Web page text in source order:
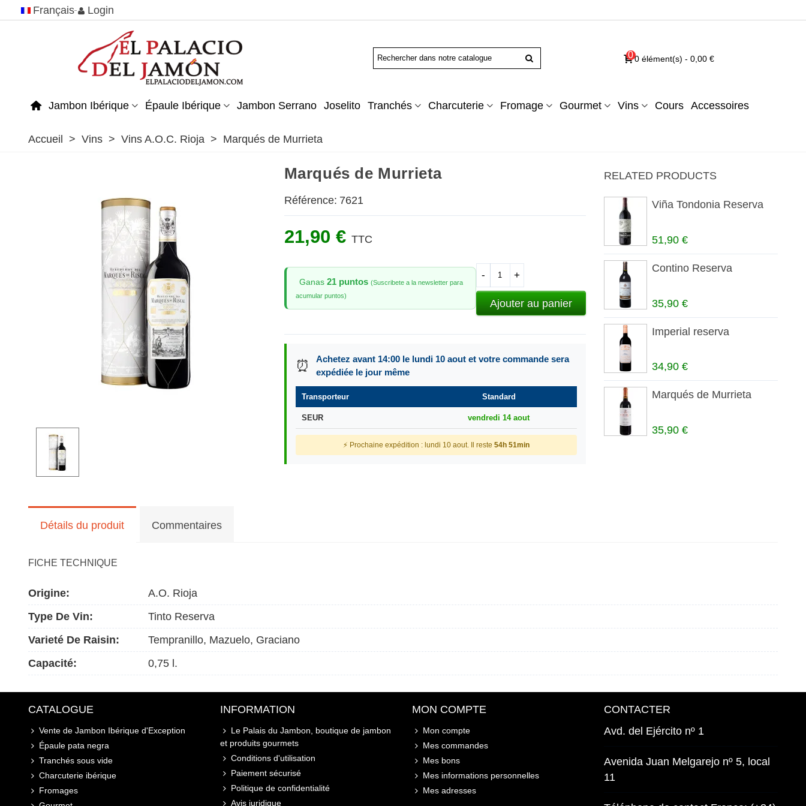
Français Login
00 élément(s) - 0,00 €
Jambon Ibérique Épaule Ibérique Jambon Serrano Joselito Tranchés Charcuterie Fromage Gourmet Vins Cours Accessoires
Accueil > Vins > Vins A.O.C. Rioja > Marqués de Murrieta
Marqués de Murrieta
Référence: 7621
21,90 € TTC
Ganas 21 puntos (Suscribete a la newsletter para
acumular puntos)
- +
Ajouter au panier
⏰
Achetez avant 14:00 le lundi 10 aout et votre commande sera
expédiée le jour même
Transporteur Standard
SEUR vendredi 14 aout
⚡ Prochaine expédition : lundi 10 aout. Il reste 54h 51min
RELATED PRODUCTS
Viña Tondonia Reserva
51,90 €
Contino Reserva
35,90 €
Imperial reserva
34,90 €
Marqués de Murrieta
35,90 €
Détails du produit Commentaires
FICHE TECHNIQUE
Origine:
A.O. Rioja
Type De Vin:
Tinto Reserva
Varieté De Raisin:
Tempranillo, Mazuelo, Graciano
Capacité:
0,75 l.
CATALOGUE
Vente de Jambon Ibérique d'Exception
Épaule pata negra
Tranchés sous vide
Charcuterie ibérique
Fromages
INFORMATION
Le Palais du Jambon, boutique de jambon
et produits gourmets
Conditions d'utilisation
Paiement sécurisé
Politique de confidentialité
Avis juridique
MON COMPTE
Mon compte
Mes commandes
Mes bons
Mes informations personnelles
Mes adresses
CONTACTER
Avd. del Ejército nº 1
Avenida Juan Melgarejo nº 5, local
11